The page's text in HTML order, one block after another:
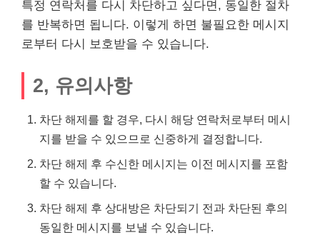
특정 연락처를 다시 차단하고 싶다면, 동일한 절차
를 반복하면 됩니다. 이렇게 하면 불필요한 메시지
로부터 다시 보호받을 수 있습니다.
2, 유의사항
차단 해제를 할 경우, 다시 해당 연락처로부터 메시
지를 받을 수 있으므로 신중하게 결정합니다.
차단 해제 후 수신한 메시지는 이전 메시지를 포함
할 수 있습니다.
차단 해제 후 상대방은 차단되기 전과 차단된 후의
동일한 메시지를 보낼 수 있습니다.